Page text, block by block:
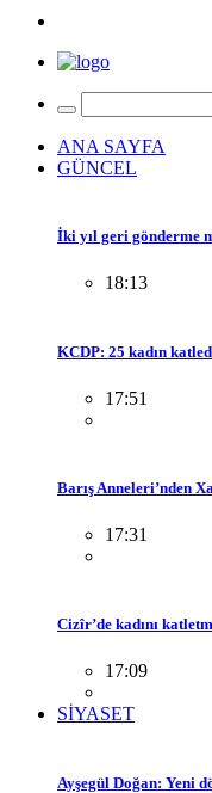
ANA SAYFA
GÜNCEL
İki yıl geri gönderme
18:13
KCDP: 25 kadın
17:51
Barış Anneleri’nden
17:31
Cizîr’de kadını
17:09
SİYASET
Ayşegül Doğan: Yeni